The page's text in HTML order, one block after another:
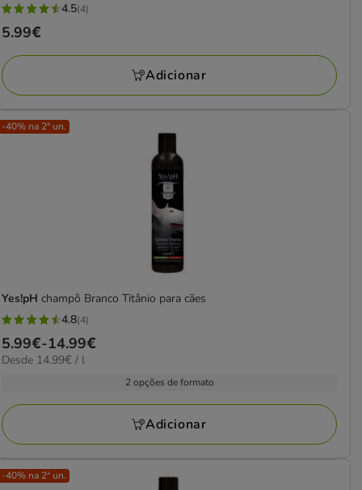
4.5
estrelas
com
4
avaliações
4.5(4)
Preço
5.99€
5.99€
Adicionar
-40% na 2ª un.
Yes!pH champô Branco Titânio para cães
4.8
estrelas
com
avaliações
4.8(4)
Preço
de
14.99€
5.99€-14.99€
14.99€
Desde 14.99€ / l
2 opções de formato
Adicionar
-40% na 2ª un.